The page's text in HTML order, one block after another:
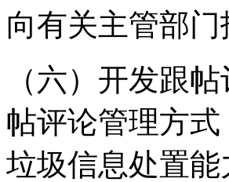
向有关主管部门
（六）开发跟
帖评论管理方
垃圾信息处置